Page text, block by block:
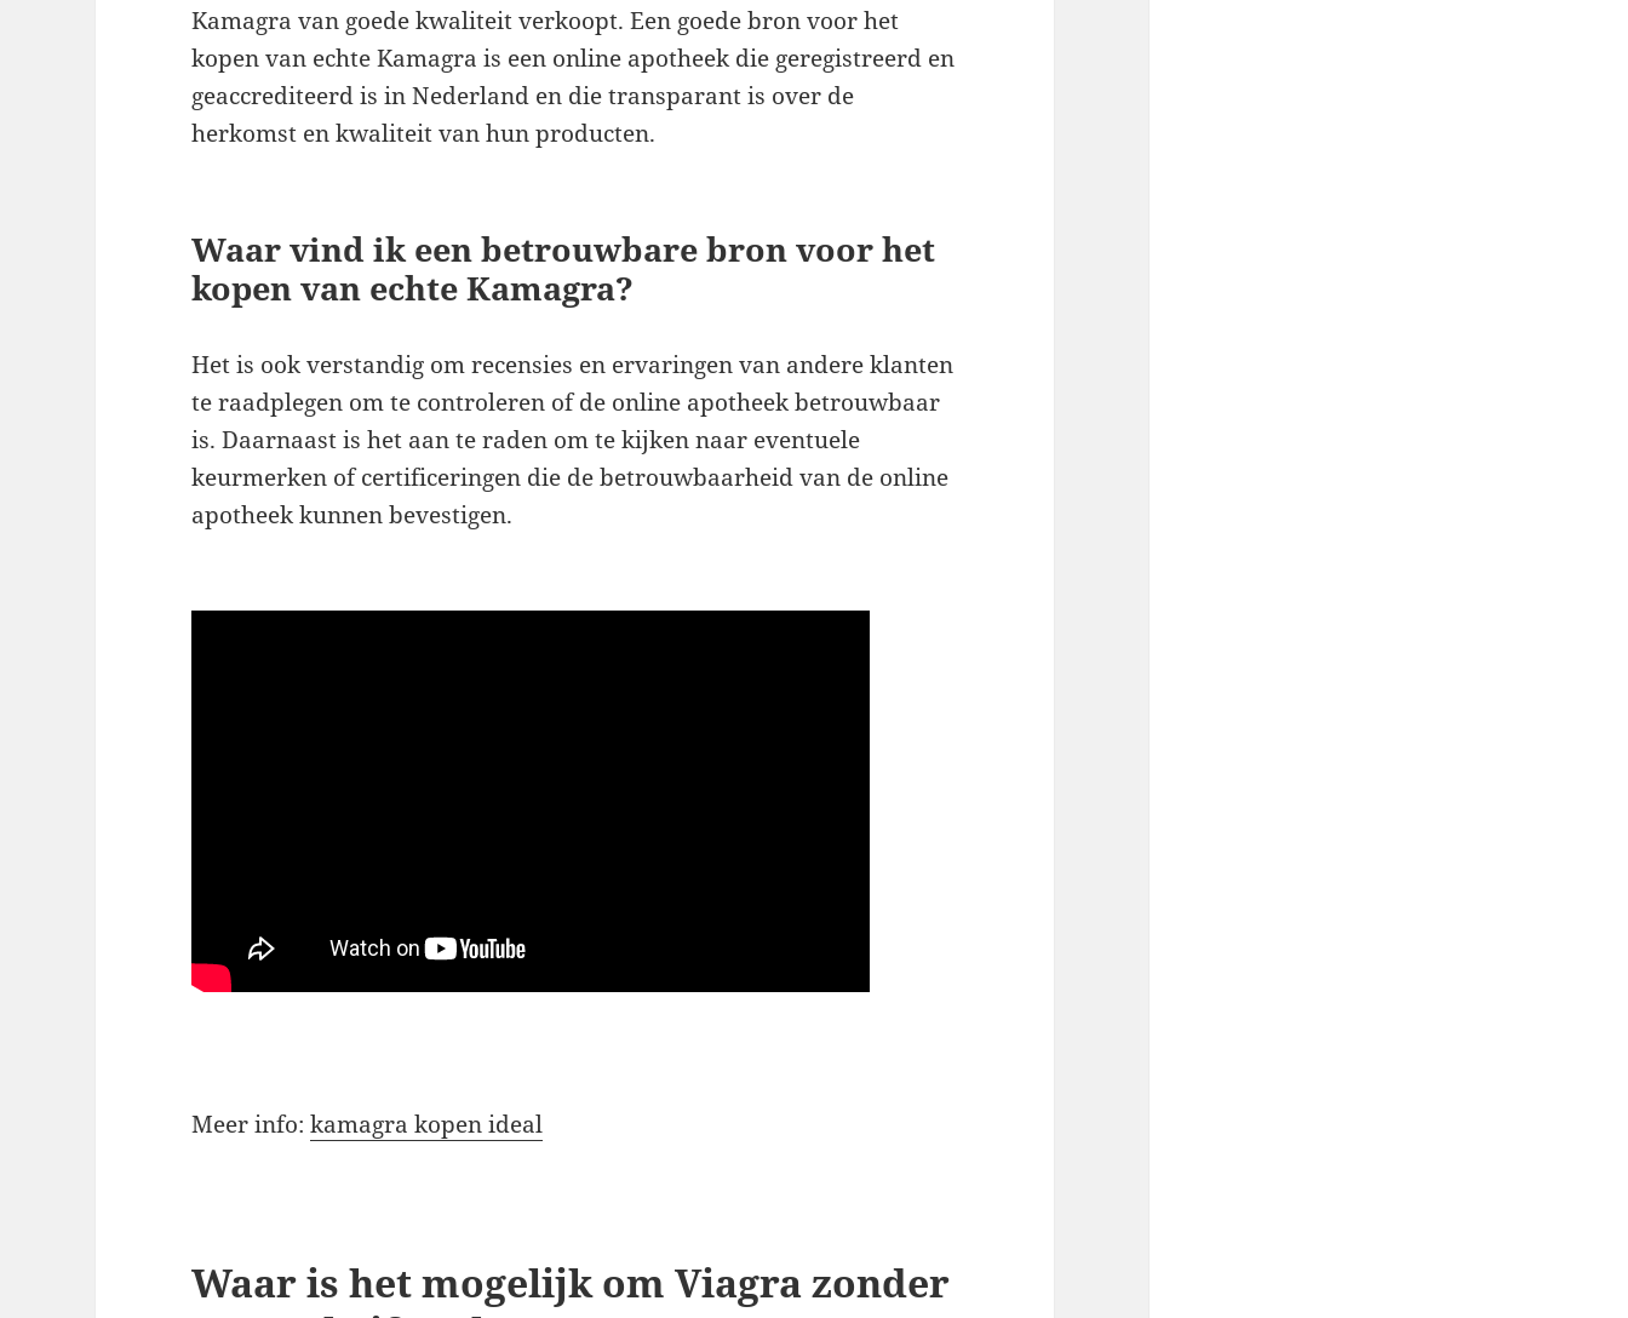
Kamagra van goede kwaliteit verkoopt. Een goede bron voor het
kopen van echte Kamagra is een online apotheek die geregistreerd en
geaccrediteerd is in Nederland en die transparant is over de
herkomst en kwaliteit van hun producten.
Waar vind ik een betrouwbare bron voor het
kopen van echte Kamagra?
Het is ook verstandig om recensies en ervaringen van andere klanten
te raadplegen om te controleren of de online apotheek betrouwbaar
is. Daarnaast is het aan te raden om te kijken naar eventuele
keurmerken of certificeringen die de betrouwbaarheid van de online
apotheek kunnen bevestigen.
Meer info:kamagra kopen ideal
Waar is het mogelijk om Viagra zonder